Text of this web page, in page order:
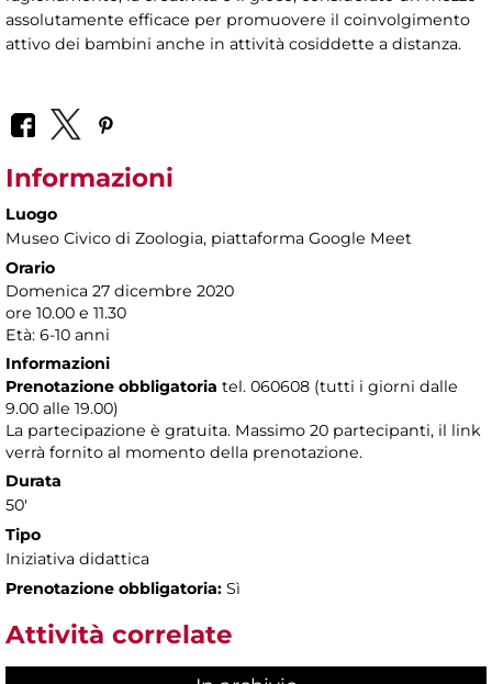
assolutamente efficace per promuovere il coinvolgimento
attivo dei bambini anche in attività cosiddette a distanza.
Informazioni
Luogo
Museo Civico di Zoologia, piattaforma Google Meet
Orario
Domenica 27 dicembre 2020
ore 10.00 e 11.30
Età: 6-10 anni
Informazioni
Prenotazione obbligatoria tel. 060608 (tutti i giorni dalle
9.00 alle 19.00)
La partecipazione è gratuita. Massimo 20 partecipanti, il link
verrà fornito al momento della prenotazione.
Durata
50'
Tipo
Iniziativa didattica
Prenotazione obbligatoria: Sì
Attività correlate